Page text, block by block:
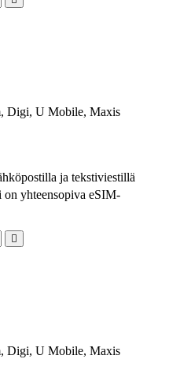
Digi, U Mobile, Maxis
ja tekstiviestillä
on yhteensopiva eSIM-
Digi, U Mobile, Maxis